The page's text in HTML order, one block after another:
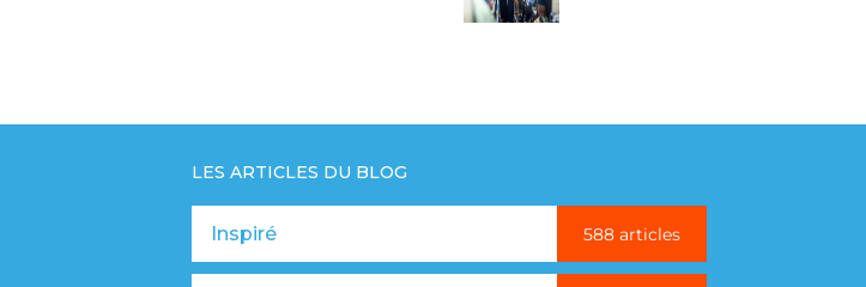
LES ARTICLES DU BLOG
Inspiré 588 articles